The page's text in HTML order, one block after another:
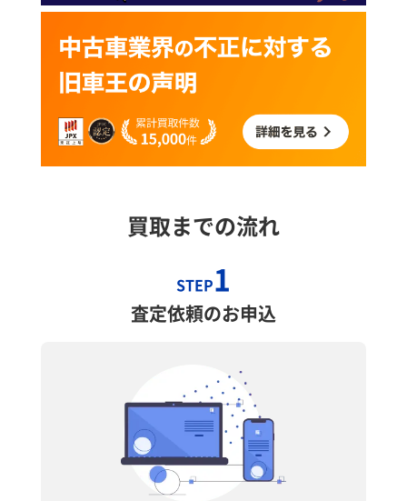
買取までの流れ
STEP1
査定依頼のお申込